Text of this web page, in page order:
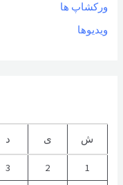
ورکشاپ ها
ویدیوها
ش ی د
1
2
3